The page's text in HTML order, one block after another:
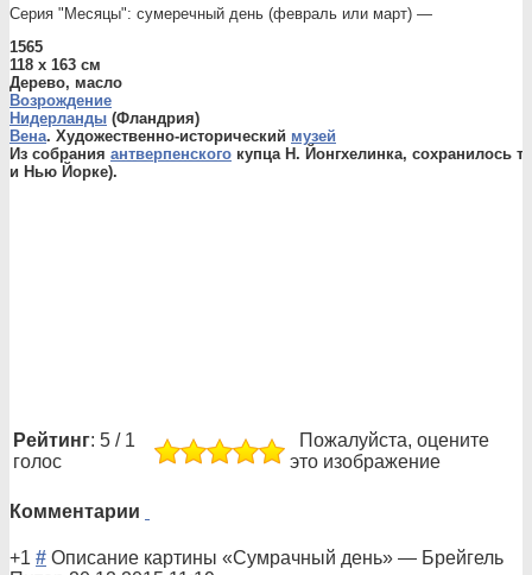
Серия "Месяцы": сумеречный день (февраль или март) —
1565
118 x 163 см
Дерево, масло
Возрождение
Нидерланды (Фландрия)
Вена. Художественно-исторический музей
Из собрания антверпенского купца Н. Йонгхелинка, сохранилось
и Нью Йорке).
Рейтинг: 5 / 1
голос
Пожалуйста, оцените
это изображение
Комментарии
+1 # Описание картины «Сумрачный день» — Брейгель